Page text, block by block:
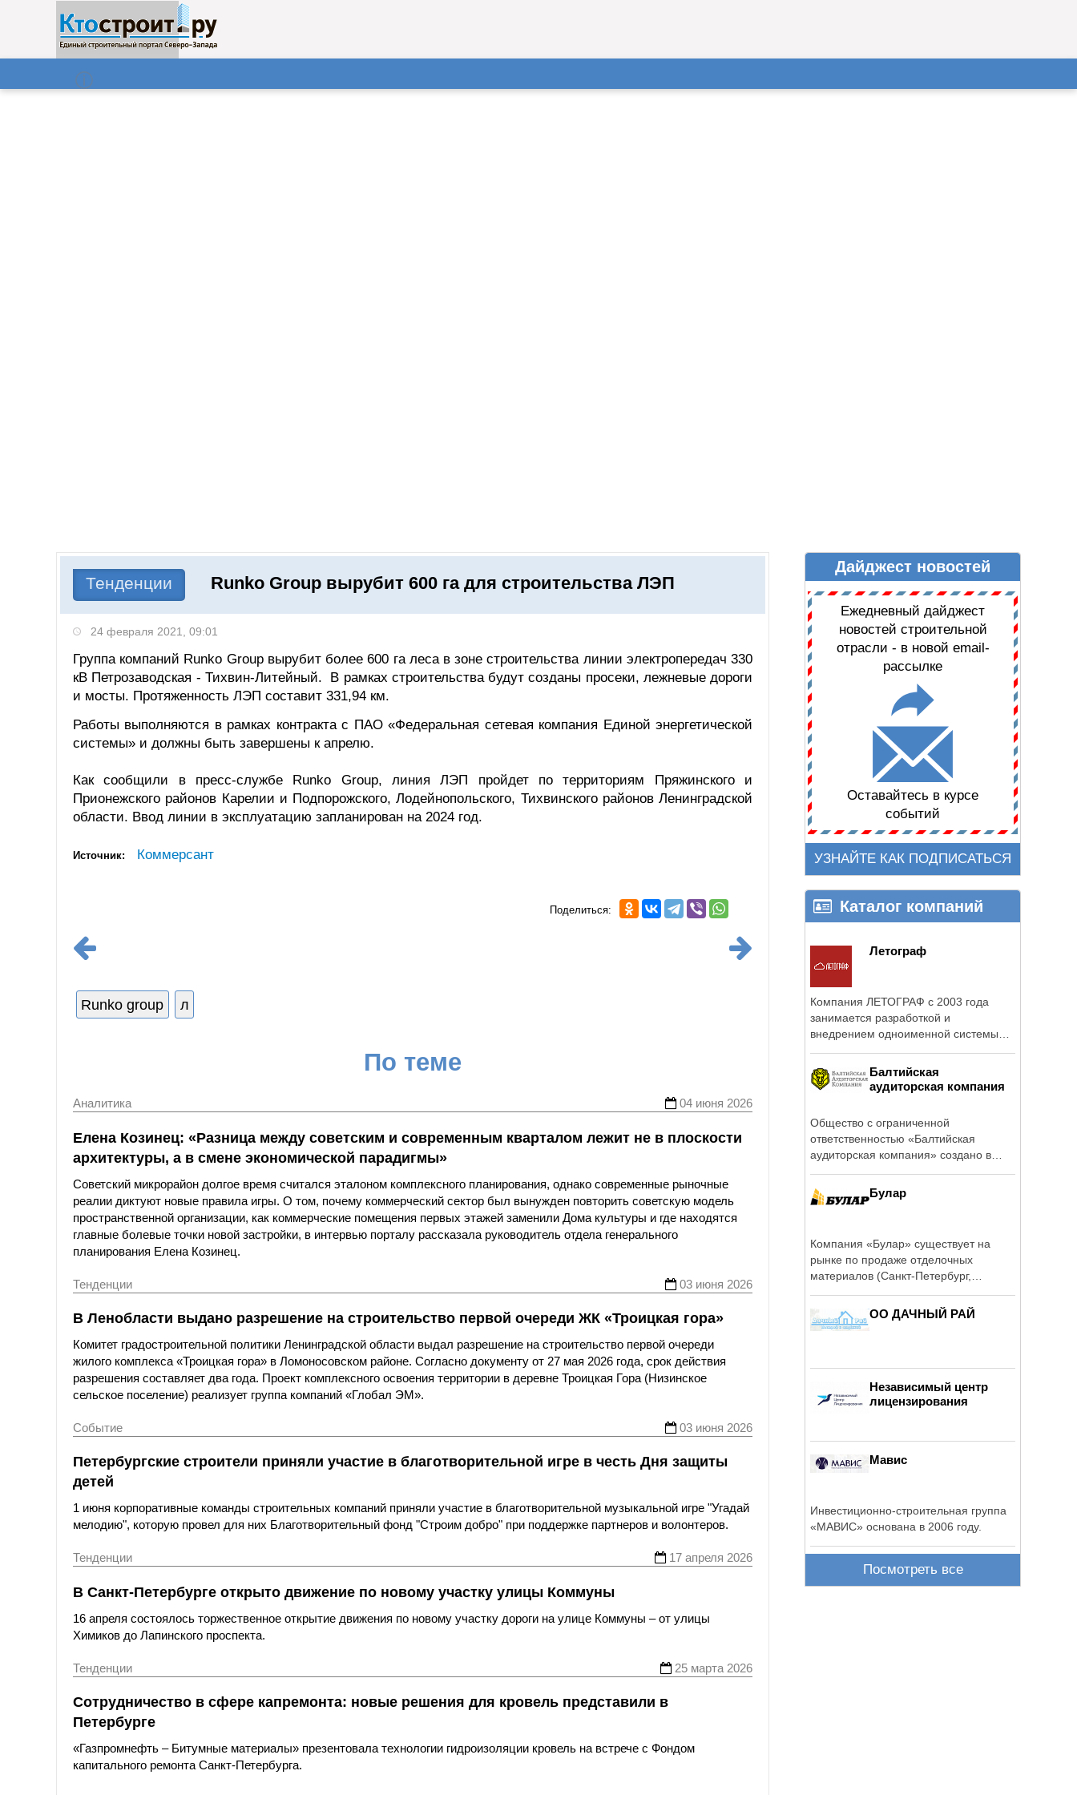
Поиск
НОВОСТИ СТАТЬИ ДАЙДЖЕСТ НОВОСТЕЙ
Тенденции Runko Group вырубит 600 га для строительства ЛЭП
24 февраля 2021, 09:01
Группа компаний Runko Group вырубит более 600 га леса в зоне строительства линии электропередач 330
кВ Петрозаводская - Тихвин-Литейный. В рамках строительства будут созданы просеки, лежневые дороги
и мосты. Протяженность ЛЭП составит 331,94 км.
Работы выполняются в рамках контракта с ПАО «Федеральная сетевая компания Единой энергетической
системы» и должны быть завершены к апрелю.
Как сообщили в пресс-службе Runko Group, линия ЛЭП пройдет по территориям Пряжинского и
Прионежского районов Карелии и Подпорожского, Лодейнопольского, Тихвинского районов Ленинградской
области. Ввод линии в эксплуатацию запланирован на 2024 год.
Источник: Коммерсант
Поделиться:
Runko group л
По теме
Аналитика 04 июня 2026
Елена Козинец: «Разница между советским и современным кварталом лежит не в плоскости
архитектуры, а в смене экономической парадигмы»
Советский микрорайон долгое время считался эталоном комплексного планирования, однако современные рыночные
реалии диктуют новые правила игры. О том, почему коммерческий сектор был вынужден повторить советскую модель
пространственной организации, как коммерческие помещения первых этажей заменили Дома культуры и где находятся
главные болевые точки новой застройки, в интервью порталу рассказала руководитель отдела генерального
планирования Елена Козинец.
Тенденции 03 июня 2026
В Ленобласти выдано разрешение на строительство первой очереди ЖК «Троицкая гора»
Комитет градостроительной политики Ленинградской области выдал разрешение на строительство первой очереди
жилого комплекса «Троицкая гора» в Ломоносовском районе. Согласно документу от 27 мая 2026 года, срок действия
разрешения составляет два года. Проект комплексного освоения территории в деревне Троицкая Гора (Низинское
сельское поселение) реализует группа компаний «Глобал ЭМ».
Событие 03 июня 2026
Петербургские строители приняли участие в благотворительной игре в честь Дня защиты
детей
1 июня корпоративные команды строительных компаний приняли участие в благотворительной музыкальной игре "Угадай
мелодию", которую провел для них Благотворительный фонд "Строим добро" при поддержке партнеров и волонтеров.
Тенденции 17 апреля 2026
В Санкт-Петербурге открыто движение по новому участку улицы Коммуны
16 апреля состоялось торжественное открытие движения по новому участку дороги на улице Коммуны – от улицы
Химиков до Лапинского проспекта.
Тенденции 25 марта 2026
Сотрудничество в сфере капремонта: новые решения для кровель представили в
Петербурге
«Газпромнефть – Битумные материалы» презентовала технологии гидроизоляции кровель на встрече с Фондом
капитального ремонта Санкт-Петербурга.
Дайджест новостей
Ежедневный дайджест
новостей строительной
отрасли - в новой email-
рассылке
Оставайтесь в курсе
событий
УЗНАЙТЕ КАК ПОДПИСАТЬСЯ
Каталог компаний
Летограф
Компания ЛЕТОГРАФ с 2003 года
занимается разработкой и
внедрением одноименной системы
Балтийская
аудиторская компания
Общество с ограниченной
ответственностью «Балтийская
аудиторская компания» создано в
Булар
Компания «Булар» существует на
рынке по продаже отделочных
материалов (Санкт-Петербург,
ОО ДАЧНЫЙ РАЙ
Независимый центр
лицензирования
Мавис
Инвестиционно-строительная группа
«МАВИС» основана в 2006 году.
Посмотреть все